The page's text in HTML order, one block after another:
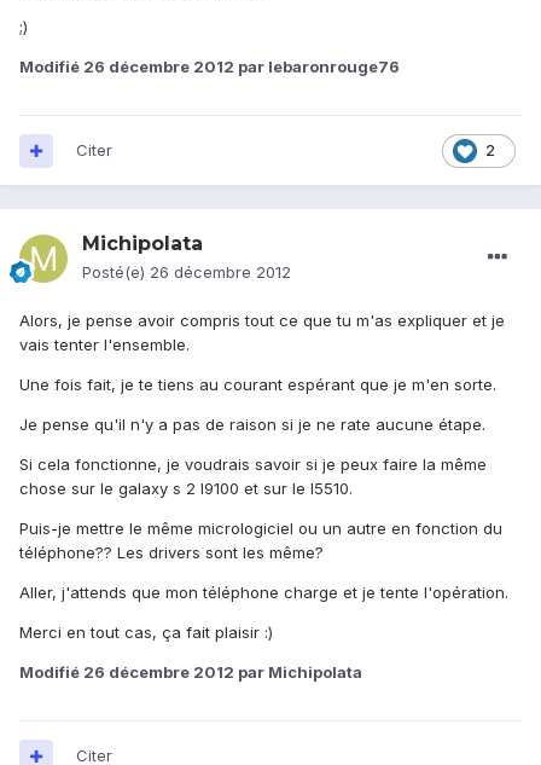
;)
Modifié 26 décembre 2012 par lebaronrouge76
2
Citer
Michipolata
Posté(e) 26 décembre 2012
Alors, je pense avoir compris tout ce que tu m'as expliquer et je
vais tenter l'ensemble.
Une fois fait, je te tiens au courant espérant que je m'en sorte.
Je pense qu'il n'y a pas de raison si je ne rate aucune étape.
Si cela fonctionne, je voudrais savoir si je peux faire la même
chose sur le galaxy s 2 I9100 et sur le I5510.
Puis-je mettre le même micrologiciel ou un autre en fonction du
téléphone?? Les drivers sont les même?
Aller, j'attends que mon téléphone charge et je tente l'opération.
Merci en tout cas, ça fait plaisir :)
Modifié 26 décembre 2012 par Michipolata
Citer